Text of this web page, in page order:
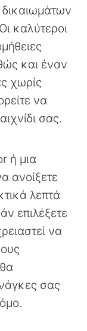
καλύτεροι
και έναν
χωρίς
να
σας.
ή μια
ανοίξετε
λεπτά
επιλέξετε
να
σας